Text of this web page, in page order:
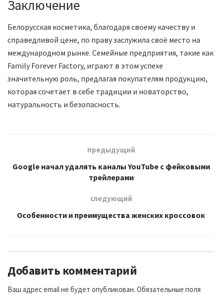
Заключение
Белорусская косметика, благодаря своему качеству и
справедливой цене, по праву заслужила своё место на
международном рынке. Семейные предприятия, такие как
Family Forever Factory, играют в этом успехе
значительную роль, предлагая покупателям продукцию,
которая сочетает в себе традиции и новаторство,
натуральность и безопасность.
предыдущий
Google начал удалять каналы YouTube с фейковыми
трейлерами
следующий
Особенности и преимущества женских кроссовок
Добавить комментарий
Ваш адрес email не будет опубликован. Обязательные поля